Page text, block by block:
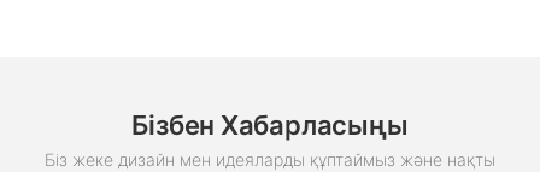
Бізбен Хабарласыңы
Біз жеке дизайн мен идеяларды құптаймыз және нақты